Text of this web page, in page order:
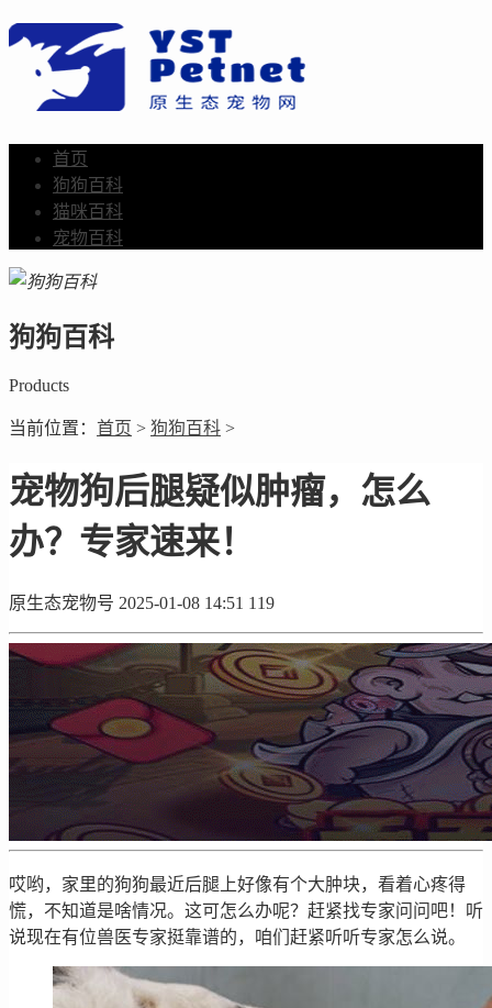
首页
狗狗百科
猫咪百科
宠物百科
狗狗百科
Products
当前位置： 首页 > 狗狗百科 >
宠物狗后腿疑似肿瘤，怎么
办？专家速来！
原生态宠物号 2025-01-08 14:51 119
哎哟，家里的狗狗最近后腿上好像有个大肿块，看着心疼得
慌，不知道是啥情况。这可怎么办呢？赶紧找专家问问吧！听
说现在有位兽医专家挺靠谱的，咱们赶紧听听专家怎么说。